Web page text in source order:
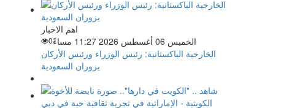
اهم الاخبار
الخميس 06 أغسطس 2026 11:27 مساءً
0
الخارجية الباكستانية: رئيس الوزراء ورئيس الأركان
يزوران السعودية